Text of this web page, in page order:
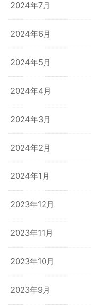
2024年7月
2024年6月
2024年5月
2024年4月
2024年3月
2024年2月
2024年1月
2023年12月
2023年11月
2023年10月
2023年9月